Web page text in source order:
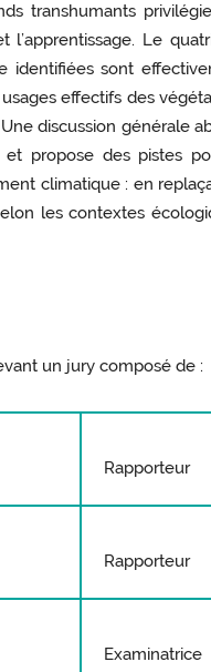
transhumants
Le
identifiées sont
effectifs des
discussion générale
et propose des pistes
climatique : en
les contextes
un jury composé de :
Rapporteur
Rapporteur
Examinatrice